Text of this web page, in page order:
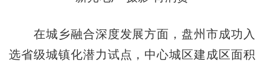
在城乡融合深度发展方面，盘州市成功入
选省级城镇化潜力试点，中心城区建成区面积